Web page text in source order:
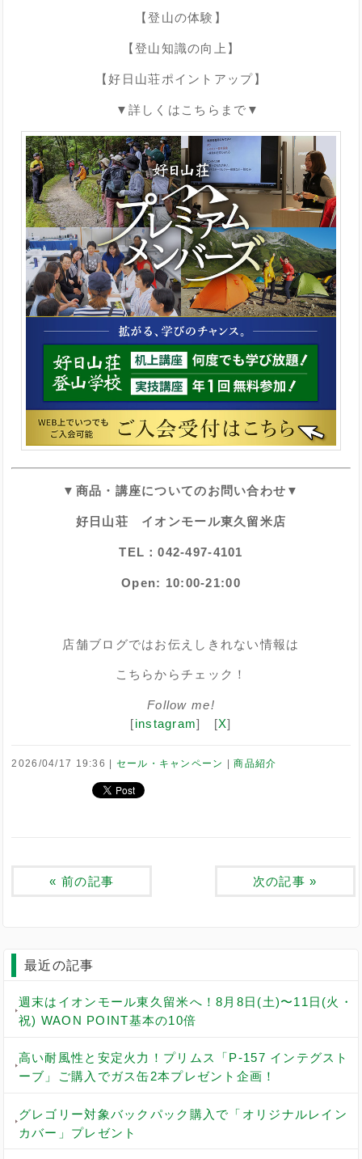
【登山の体験】
【登山知識の向上】
【好日山荘ポイントアップ】
▼詳しくはこちらまで▼
▼商品・講座についてのお問い合わせ▼
好日山荘 イオンモール東久留米店
TEL：042-497-4101
Open: 10:00-21:00
店舗ブログではお伝えしきれない情報は
こちらからチェック！
Follow me!
[instagram] [X]
2026/04/17 19:36 セール・キャンペーン 商品紹介
« 前の記事 次の記事 »
最近の記事
週末はイオンモール東久留米へ！8月8日(土)〜11日(火・
祝) WAON POINT基本の10倍
高い耐風性と安定火力！プリムス「P-157 インテグスト
ーブ」ご購入でガス缶2本プレゼント企画！
グレゴリー対象バックパック購入で「オリジナルレイン
カバー」プレゼント